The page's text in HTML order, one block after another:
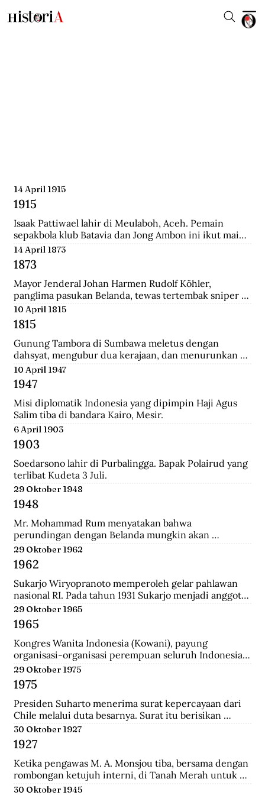
14 April 1915
1915
Isaak Pattiwael lahir di Meulaboh, Aceh. Pemain
sepakbola klub Batavia dan Jong Ambon ini ikut main
dalam Piala Dunia 1938 di Prancis.
14 April 1873
1873
Mayor Jenderal Johan Harmen Rudolf Köhler,
panglima pasukan Belanda, tewas tertembak sniper
Aceh di depan Masjid Raya Banda Aceh.
10 April 1815
1815
Gunung Tambora di Sumbawa meletus dengan
dahsyat, mengubur dua kerajaan, dan menurunkan
suhu global sehingga disebut tahun tanpa musim
panas.
10 April 1947
1947
Misi diplomatik Indonesia yang dipimpin Haji Agus
Salim tiba di bandara Kairo, Mesir.
6 April 1903
1903
Soedarsono lahir di Purbalingga. Bapak Polairud yang
terlibat Kudeta 3 Juli.
29 Oktober 1948
1948
Mr. Mohammad Rum menyatakan bahwa
perundingan dengan Belanda mungkin akan
dilanjutkan bulan depan, dan akan mendatangkan
kepastian.
29 Oktober 1962
1962
Sukarjo Wiryopranoto memperoleh gelar pahlawan
nasional RI. Pada tahun 1931 Sukarjo menjadi anggota
Volksraad bersama dr. Sutomo, ia mendirikan
Persatuan Bangsa Indonesia (PBI). Kemudia tahun
1936, pindah ke Partai Indonesia Raya (Parindra).
Seteleh kemerdekaan, Sukarjo pernah menduduki
jabatan Duta Besar Indonesia Republik Indonesia di
Vatikan, Duta Besar Luar Biasa di Italia.
29 Oktober 1965
1965
Kongres Wanita Indonesia (Kowani), payung
organisasi-organisasi perempuan seluruh Indonesia,
mengeluarkan Gerwani sebagai anggota.
29 Oktober 1975
1975
Presiden Suharto menerima surat kepercayaan dari
Chile melalui duta besarnya. Surat itu berisikan
adanya hubungan diplomatik antara Indonesia-CHile.
30 Oktober 1927
1927
Ketika pengawas M. A. Monsjou tiba, bersama dengan
rombongan ketujuh interni, di Tanah Merah untuk
menggantikan Kapten Becking sebagai penguasa
30 Oktober 1945